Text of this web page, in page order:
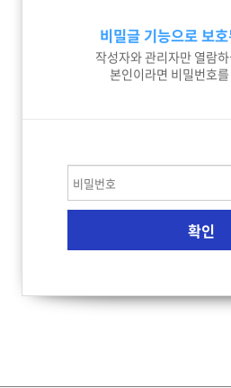
비밀글 기능으로 보
작성자와 관리자만 열람
본인이라면 비밀번호